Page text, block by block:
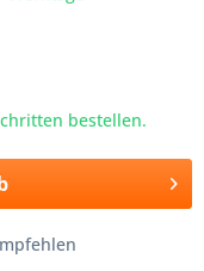
bestellen.